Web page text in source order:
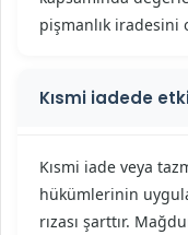
pişmanlık iradesini
Kısmi iadede
Kısmi iade veya
hükümlerinin
rızası şarttır.